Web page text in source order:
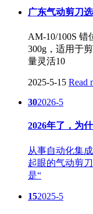
广东气动剪刀
AM-10/100S 错
300g，适用于
量灵活10
2025-5-15 Read
302026-5
2026年了，为
从事自动化集
起眼的气动剪
是“
152025-5